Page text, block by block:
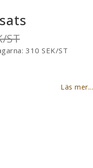
ST
310 SEK/ST
Läs mer...